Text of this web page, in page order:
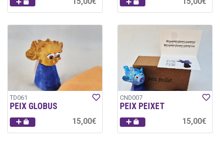
TD061
PEIX GLOBUS
15,00€
CND007
PEIX PEIXET
15,00€